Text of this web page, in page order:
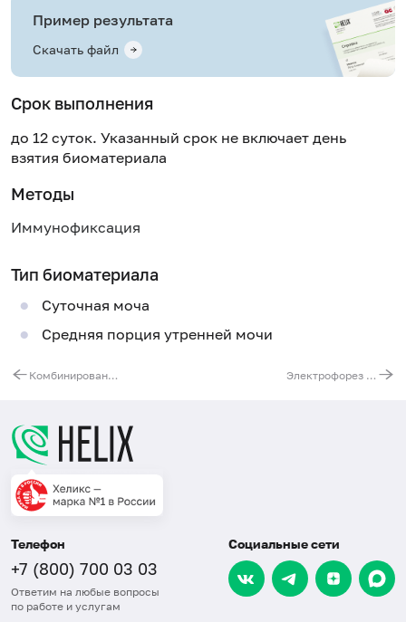
Пример результата
Скачать файл
Срок выполнения
до 12 суток. Указанный срок не включает день
взятия биоматериала
Методы
Иммунофиксация
Тип биоматериала
Суточная моча
Средняя порция утренней мочи
Комбинированное обследование при воспалительных заболеваниях кишечника Электрофорез белков мочи с определением типа протеинурии
Телефон
+7 (800) 700 03 03
Ответим на любые вопросы
по работе и услугам
Социальные сети